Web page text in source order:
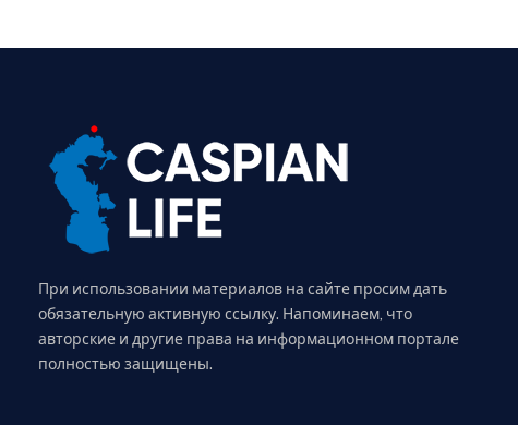
При использовании материалов на сайте просим дать
обязательную активную ссылку. Напоминаем, что
авторские и другие права на информационном портале
полностью защищены.